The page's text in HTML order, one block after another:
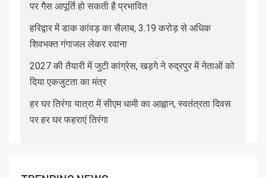
पर गैस आपूर्ति हो सकती है प्रभावित
हरिद्वार में डाक कांवड़ का सैलाब, 3.19 करोड़ से अधिक
शिवभक्त गंगाजल लेकर रवाना
2027 की तैयारी में जुटी कांग्रेस, खड़गे ने रुद्रपुर में नेताओं को
दिया एकजुटता का मंत्र
हर घर तिरंगा यात्रा में सीएम धामी का आह्वान, स्वतंत्रता दिवस
पर हर घर फहराएं तिरंगा